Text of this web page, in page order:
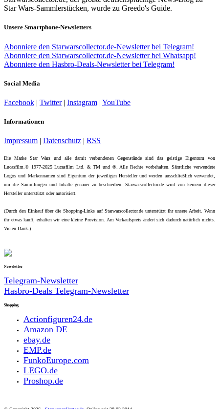
Star Wars-Sammlerstücken, wurde zu Greedo's Guide.
Unsere Smartphone-Newsletters
Abonniere den Starwarscollector.de-Newsletter bei Telegram!
Abonniere den Starwarscollector.de-Newsletter bei Whatsapp!
Abonniere den Hasbro-Deals-Newsletter bei Telegram!
Social Media
Facebook | Twitter| Instagram | YouTube
Informationen
Impressum | Datenschutz | RSS
Die Marke Star Wars und alle damit verbundenen Gegenstände sind das geistige Eigentum von
Lucasfilm.© 1977-2025 Lucasfilm Ltd. & TM und ®. Alle Rechte vorbehalten. Sämtliche verwendete
Logos und Markennamen sind Eigentum der jeweiligen Hersteller und werden ausschließlich verwendet,
um die Sammlungen und Inhalte genauer zu beschreiben. Starwarscollector.de wird von keinem dieser
Hersteller unterstützt oder autorisiert.
(Durch den Einkauf über die Shopping-Links auf Starwarscollector.de unterstützt ihr unsere Arbeit. Wenn
ihr etwas kauft, erhalten wir eine kleine Provision. Am Verkaufspreis ändert sich dadurch natürlich nichts.
Vielen Dank.)
Newsletter
Telegram-Newsletter
Hasbro-Deals Telegram-Newsletter
Shopping
Actionfiguren24.de
Amazon DE
ebay.de
EMP.de
FunkoEurope.com
LEGO.de
Proshop.de